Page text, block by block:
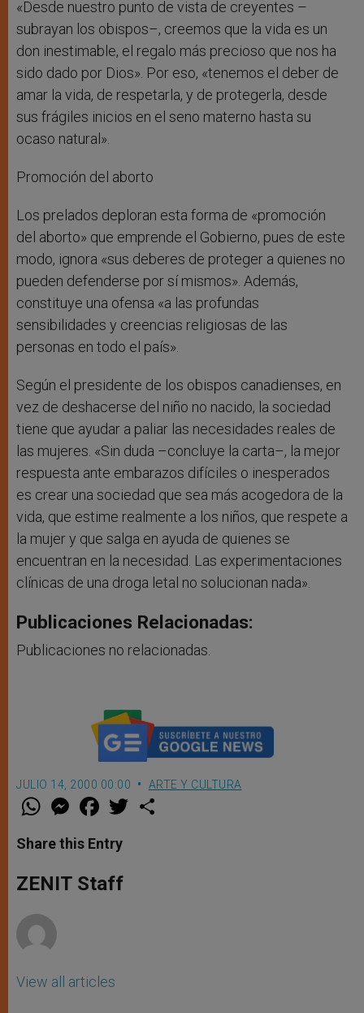
«Desde nuestro punto de vista de creyentes –
subrayan los obispos–, creemos que la vida es un
don inestimable, el regalo más precioso que nos ha
sido dado por Dios». Por eso, «tenemos el deber de
amar la vida, de respetarla, y de protegerla, desde
sus frágiles inicios en el seno materno hasta su
ocaso natural».
Promoción del aborto
Los prelados deploran esta forma de «promoción
del aborto» que emprende el Gobierno, pues de este
modo, ignora «sus deberes de proteger a quienes no
pueden defenderse por sí mismos». Además,
constituye una ofensa «a las profundas
sensibilidades y creencias religiosas de las
personas en todo el país».
Según el presidente de los obispos canadienses, en
vez de deshacerse del niño no nacido, la sociedad
tiene que ayudar a paliar las necesidades reales de
las mujeres. «Sin duda –concluye la carta–, la mejor
respuesta ante embarazos difíciles o inesperados
es crear una sociedad que sea más acogedora de la
vida, que estime realmente a los niños, que respete a
la mujer y que salga en ayuda de quienes se
encuentran en la necesidad. Las experimentaciones
clínicas de una droga letal no solucionan nada».
Publicaciones Relacionadas:
Publicaciones no relacionadas.
JULIO 14, 2000 00:00 ARTE Y CULTURA
W
t
s
p
p
M
e
s
e
g
e
F
a
e
b
o
k
w
Share this Entry
ZENIT Staff
View all articles